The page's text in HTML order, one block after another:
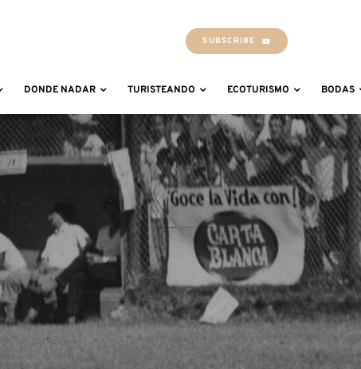
SUBSCRIBE
DONDE NADAR TURISTEANDO ECOTURISMO BODAS